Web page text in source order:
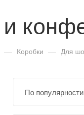
— Коробки — Для
По